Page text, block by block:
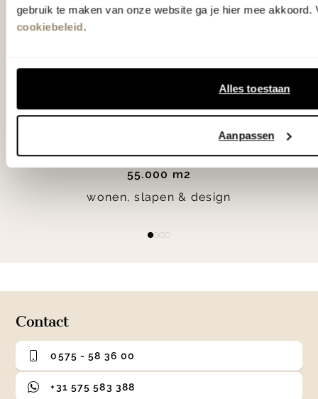
gebruik te maken van onze website ga je hier mee akkoord.
cookiebeleid.
Alles toestaan
Aanpassen
Bekijk onze openingstijden en
Woonwinkel Veenendaal
55.000 m2
wonen, slapen & design
Contact
0575 - 58 36 00
+31 575 583 388